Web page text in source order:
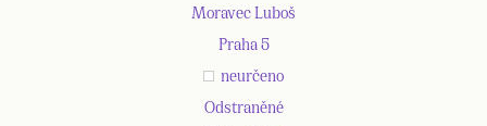
Moravec Luboš
Praha 5
neurčeno
Odstraněné